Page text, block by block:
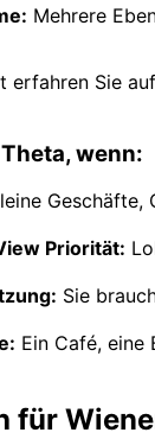
Mehrere
erfahren Sie
wenn:
Geschäfte,
Priorität:
Sie
Ein Café, eine
für